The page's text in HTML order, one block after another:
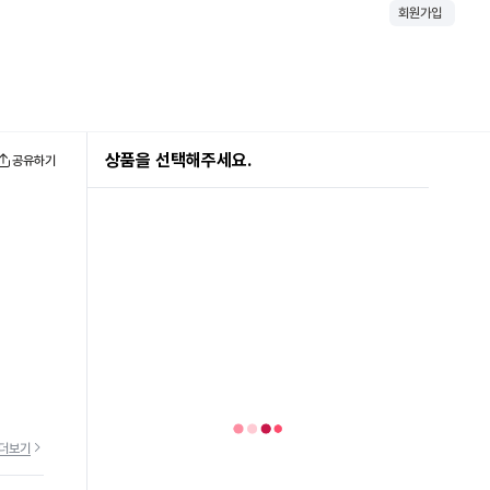
회원가입
공유하기
보기
상품을 선택해주세요.